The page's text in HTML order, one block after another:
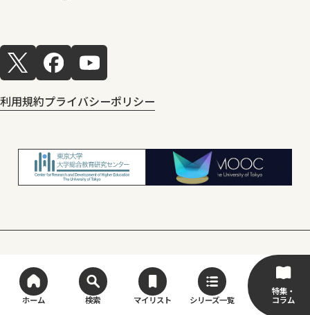
ホーム 検索 マイリスト シリーズ一覧
特集・
コラム
利用規約プライバシーポリシー
of Higher Education, The University of Tokyo